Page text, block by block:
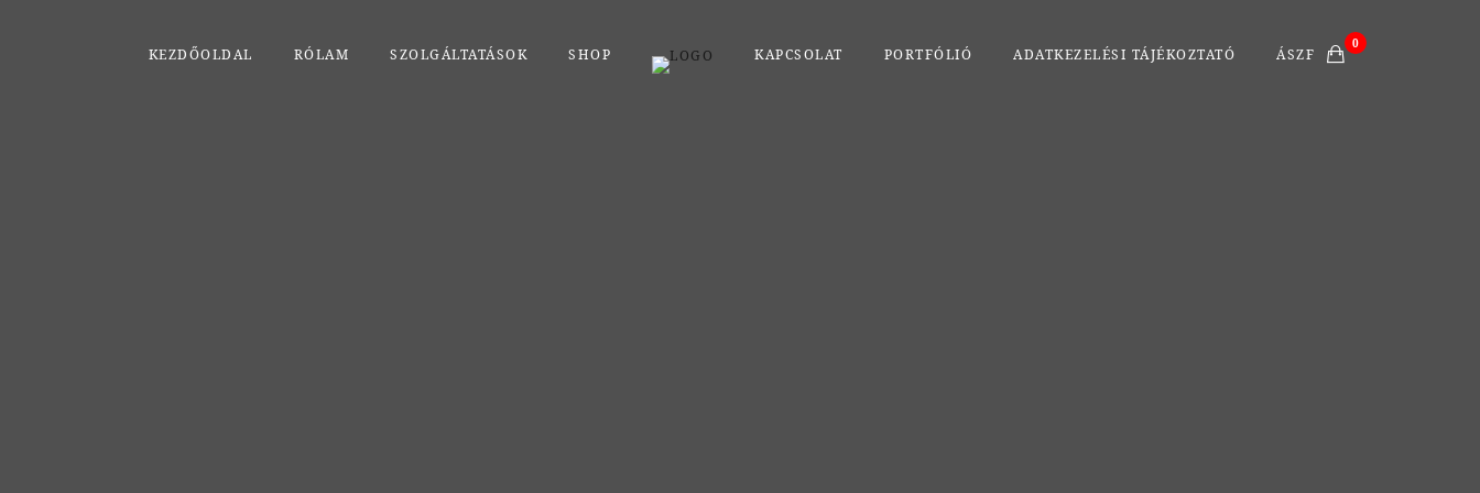
KEZDŐOLDAL RÓLAM SZOLGÁLTATÁSOK SHOP KAPCSOLAT PORTFÓLIÓ ADATKEZELÉSI TÁJÉKOZTATÓ ÁSZF
0